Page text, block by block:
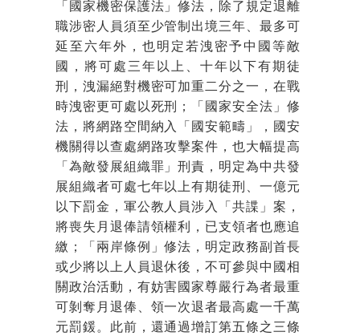
「國家機密保護法」修法，除了規定退離
職涉密人員須至少管制出境三年、最多可
延至六年外，也明定若洩密予中國等敵
國，將可處三年以上、十年以下有期徒
刑，洩漏絕對機密可加重二分之一，在戰
時洩密更可處以死刑；「國家安全法」修
法，將網路空間納入「國安範疇」，國安
機關得以查處網路攻擊案件，也大幅提高
「為敵發展組織罪」刑責，明定為中共發
展組織者可處七年以上有期徒刑、一億元
以下罰金，軍公教人員涉入「共諜」案，
將喪失月退俸請領權利，已支領者也應追
繳；「兩岸條例」修法，明定政務副首長
或少將以上人員退休後，不可參與中國相
關政治活動，有妨害國家尊嚴行為者最重
可剝奪月退俸、領一次退者最高處一千萬
元罰鍰。此前，還通過增訂第五條之三條